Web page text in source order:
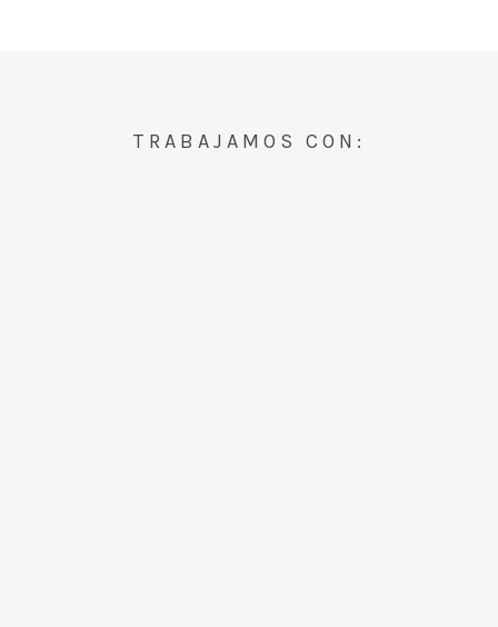
TRABAJAMOS CON: